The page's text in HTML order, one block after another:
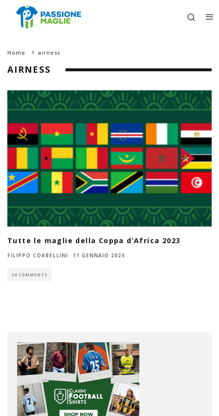
Home airness
AIRNESS
Tutte le maglie della Coppa d’Africa 2023
FILIPPO CORBELLINI · 11 GENNAIO 2024
24 COMMENTS